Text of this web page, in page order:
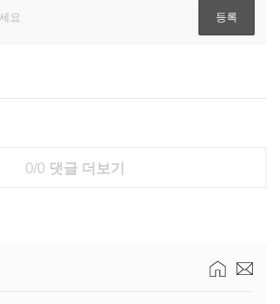
0/0 댓글 더보기